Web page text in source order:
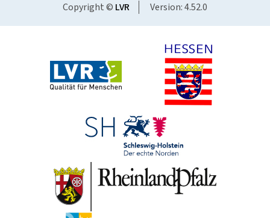
Copyright © LVR Version: 4.52.0